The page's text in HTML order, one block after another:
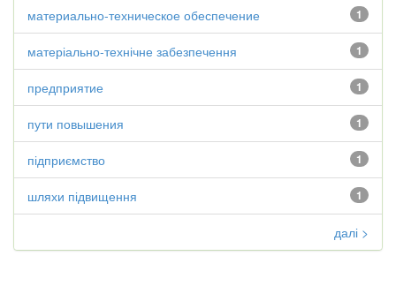
1
материально-техническое обеспечение
1
матеріально-технічне забезпечення
1
предприятие
1
пути повышения
1
підприємство
1
шляхи підвищення
далі >